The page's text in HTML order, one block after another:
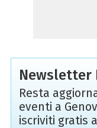
Newsletter
Resta
eventi a
iscriviti gratis